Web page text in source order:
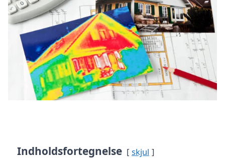
Indholdsfortegnelse skjul